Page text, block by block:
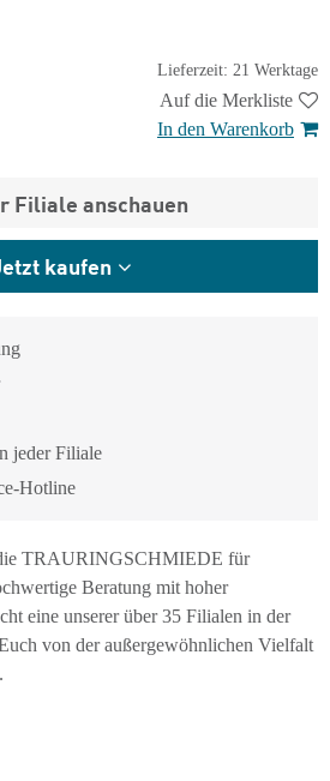
Lieferzeit: 21 Werktage
Auf die Merkliste
In den Warenkorb
Filiale anschauen
kaufen
jeder Filiale
Hotline
die TRAURINGSCHMIEDE für
Beratung mit hoher
eine unserer über 35 Filialen in der
von der außergewöhnlichen Vielfalt